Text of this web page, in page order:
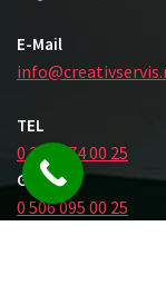
E-Mail
TEL
0 212 474 00 25
GSM
0 506 095 00 25